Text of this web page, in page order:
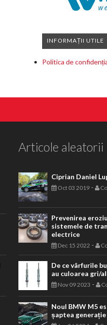
INFORMAȚII UTILE
Politica de
Articole aleatorii
Ciprian Daniel
Oct 03 2019-
Prevenirea
sistemele de
electrice
Dec 15 2022 -
De ce vârfurile
au culoarea gri/
Nov 09 2023 -
Noul BMW M5
șaptea generație